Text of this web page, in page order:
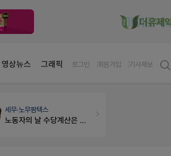
영상뉴스 그래픽 로그인 회원가입 기사제보
세무·노무팜텍스
노동자의 날 수당계산은 어떻게 되나요